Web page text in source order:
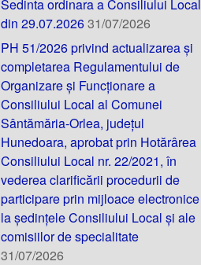
Sedinta ordinara a Consiliului Local
din 29.07.202631/07/2026
PH 51/2026 privind actualizarea și
completarea Regulamentului de
Organizare și Funcționare a
Consiliului Local al Comunei
Sântămăria-Orlea, județul
Hunedoara, aprobat prin Hotărârea
Consiliului Local nr. 22/2021, în
vederea clarificării procedurii de
participare prin mijloace electronice
la ședințele Consiliului Local și ale
comisiilor de specialitate
31/07/2026